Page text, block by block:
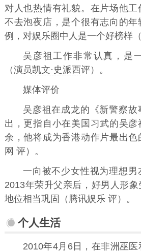
对人也热情有礼貌。在片场他
不去泡夜店，是个很有志向的
例，对娱乐圈中人是一个好榜样
吴彦祖工作非常认真，是
（演员凯文·史派西评）。
媒体评价
吴彦祖在成龙的《新警察故
出，更指自小在美国习武的吴
余，他将成为香港动作片最出
网 评）。
一向被不少女性视为理想男
2013年荣升父亲后，好男人形
地位相当巩固（腾讯娱乐 评）。
个人生活
2010年4月6日，在非洲巫